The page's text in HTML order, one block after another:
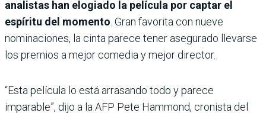
analistas han elogiado la película por captar el
espíritu del momento . Gran favorita con nueve
nominaciones, la cinta parece tener asegurado llevarse
los premios a mejor comedia y mejor director.
“Esta película lo está arrasando todo y parece
imparable”, dijo a la AFP Pete Hammond, cronista del